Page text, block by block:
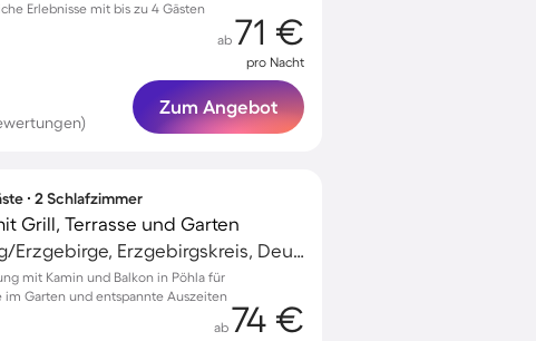
Erlebnisse mit bis zu 4 Gästen
ab 71 €
pro Nacht
Zum Angebot
∙ 2 Schlafzimmer
Grill, Terrasse und Garten
Schwarzenberg/Erzgebirge, Erzgebirgskreis, Deutschland
mit Kamin und Balkon in Pöhla für
Garten und entspannte Auszeiten
ab 74 €